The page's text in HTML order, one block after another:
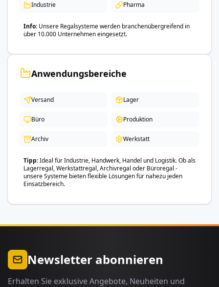
Industrie Pharma
Info Unsere Regalsysteme werden branchenübergreifend in
über 10.000 Unternehmen eingesetzt.
Anwendungsbereiche
Versand Lager
Büro Produktion
Archiv Werkstatt
Tipp Ideal für Industrie, Handwerk, Handel und Logistik. Ob als
Lagerregal, Werkstattregal, Archivregal oder Büroregal -
unsere Systeme bieten flexible Lösungen für nahezu jeden
Einsatzbereich.
Newsletter abonnieren
Erhalten Sie exklusive Angebote, Neuheiten und